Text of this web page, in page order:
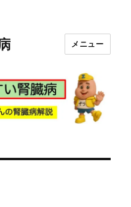
メニュー